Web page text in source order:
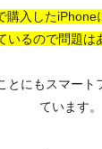
購入した
いるので問題は
とにもスマート
ています。